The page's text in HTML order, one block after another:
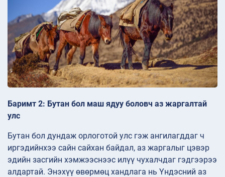
Баримт 2: Бутан бол маш ядуу боловч аз жаргалтай
улс
Бутан бол дундаж орлоготой улс гэж ангилагддаг ч
иргэдийнхээ сайн сайхан байдал, аз жаргалыг цэвэр
эдийн засгийн хэмжээснээс илүү чухалчдаг гэдгээрээ
алдартай. Энэхүү өвөрмөц хандлага нь Үндэсний аз